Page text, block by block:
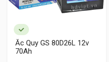
Khách hàng tham khảo
RC200t dưới đây:
Ắc Quy GS 80D26L 12v
70Ah